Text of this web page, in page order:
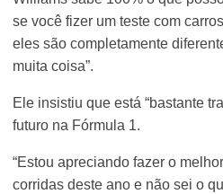
se você fizer um teste com
eles são completamente
muita coisa”.
Ele insistiu que está “bastante
futuro na Fórmula 1.
“Estou apreciando fazer o
corridas deste ano e não sei o